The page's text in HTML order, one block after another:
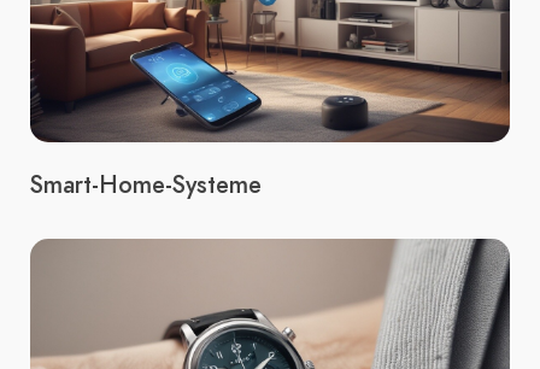
Smart-Home-Systeme